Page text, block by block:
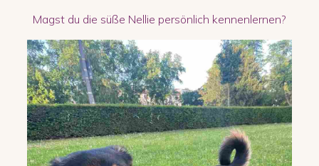
Magst du die süße Nellie persönlich kennenlernen?